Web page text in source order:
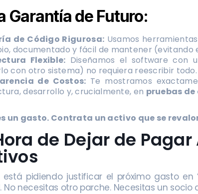
Garantía de Futuro:
de Código Rigurosa: Usamos
documentado y fácil de mantener (evitando
Flexible: Diseñamos el software con
con otro sistema) no requiera reescribir todo.
de Costos: Te mostramos
desarrollo y, crucialmente, en pruebas
un gasto. Contrata un activo que se
de Dejar de
pidiendo justificar el próximo gasto
No necesitas otro parche. Necesitas un socio